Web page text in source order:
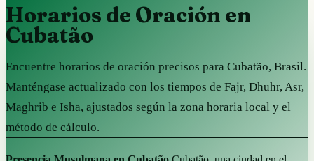
Horarios de Oración en
Cubatão
Encuentre horarios de oración precisos para Cubatão, Brasil.
Manténgase actualizado con los tiempos de Fajr, Dhuhr, Asr,
Maghrib e Isha, ajustados según la zona horaria local y el
método de cálculo.